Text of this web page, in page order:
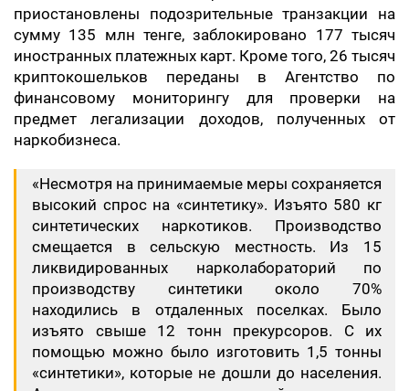
приостановлены подозрительные транзакции на
сумму 135 млн тенге, заблокировано 177 тысяч
иностранных платежных карт. Кроме того, 26 тысяч
криптокошельков переданы в Агентство по
финансовому мониторингу для проверки на
предмет легализации доходов, полученных от
наркобизнеса.
«Несмотря на принимаемые меры сохраняется
высокий спрос на «синтетику». Изъято 580 кг
синтетических наркотиков. Производство
смещается в сельскую местность. Из 15
ликвидированных нарколабораторий по
производству синтетики около 70%
находились в отдаленных поселках. Было
изъято свыше 12 тонн прекурсоров. С их
помощью можно было изготовить 1,5 тонны
«синтетики», которые не дошли до населения.